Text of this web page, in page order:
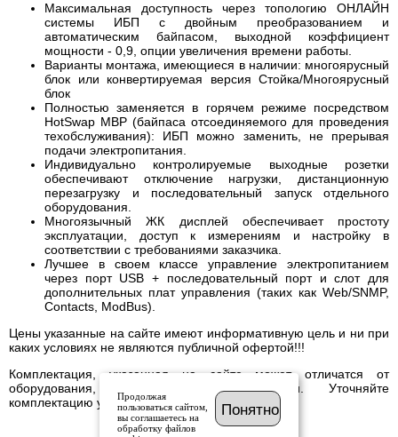
Максимальная доступность через топологию ОНЛАЙН
системы ИБП с двойным преобразованием и
автоматическим байпасом, выходной коэффициент
мощности - 0,9, опции увеличения времени работы.
Варианты монтажа, имеющиеся в наличии: многоярусный
блок или конвертируемая версия Стойка/Многоярусный
блок
Полностью заменяется в горячем режиме посредством
HotSwap MBP (байпаса отсоединяемого для проведения
техобслуживания): ИБП можно заменить, не прерывая
подачи электропитания.
Индивидуально контролируемые выходные розетки
обеспечивают отключение нагрузки, дистанционную
перезагрузку и последовательный запуск отдельного
оборудования.
Многоязычный ЖК дисплей обеспечивает простоту
эксплуатации, доступ к измерениям и настройку в
соответствии с требованиями заказчика.
Лучшее в своем классе управление электропитанием
через порт USB + последовательный порт и слот для
дополнительных плат управления (таких как Web/SNMP,
Contacts, ModBus).
Цены указанные на сайте имеют информативную цель и ни при
каких условиях не являются публичной офертой!!!
Комплектация, указанная на сайте может отличатся от
оборудования, имеющегося в наличии. Уточняйте
комплектацию у менеджера.
Продолжая
пользоваться сайтом,
вы соглашаетесь на
обработку файлов
Понятно